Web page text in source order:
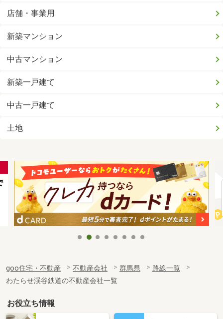
店舗・事業用
新築マンション
中古マンション
新築一戸建て
中古一戸建て
土地
goo住宅・不動産 不動産会社 群馬県
路線一覧
わたらせ渓谷鉄道の不動産会社一覧
お役立ち情報